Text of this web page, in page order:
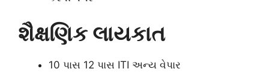
શૈક્ષણિક લાયકાત
10 પાસ 12 પાસ ITI અન્ય વેપાર